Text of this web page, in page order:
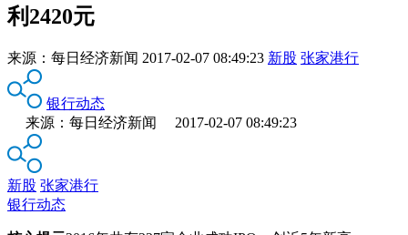
利2420元
来源： 每日经济新闻 2017-02-07 08:49:23 新股 张家港行
银行动态
来源：每日经济新闻 2017-02-07 08:49:23
新股 张家港行
银行动态